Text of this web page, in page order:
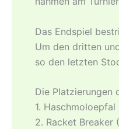
Das Endspiel
Um den dritten
so den letzten
Die Platzierungen
1.
2. Racket Breaker